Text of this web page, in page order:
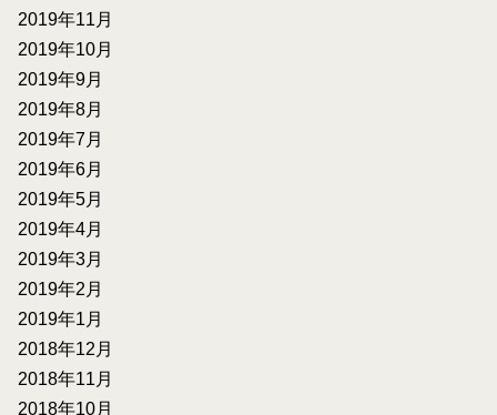
2019年11月
2019年10月
2019年9月
2019年8月
2019年7月
2019年6月
2019年5月
2019年4月
2019年3月
2019年2月
2019年1月
2018年12月
2018年11月
2018年10月